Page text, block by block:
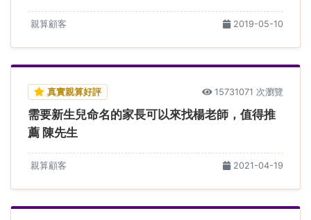
親算顧客 2019-05-10
真實親算好評 15731071 次瀏覽
需要新生兒命名的家長可以來找楊老師，值得推
薦 陳先生
親算顧客 2021-04-19